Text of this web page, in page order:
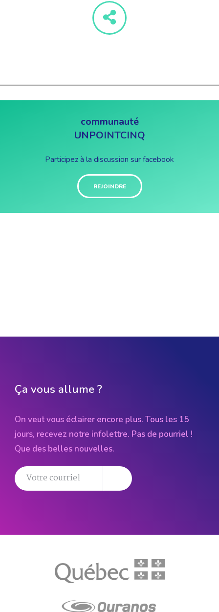
communauté
UNPOINTCINQ
Participez à la discussion sur facebook
REJOINDRE
Ça vous allume ?
On veut vous éclairer encore plus. Tous les 15
jours, recevez notre infolettre. Pas de pourriel !
Que des belles nouvelles.